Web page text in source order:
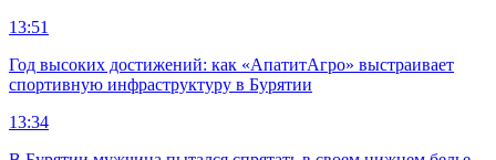
13:51
Год высоких достижений: как «АпатитАгро» выстраивает
спортивную инфраструктуру в Бурятии
13:34